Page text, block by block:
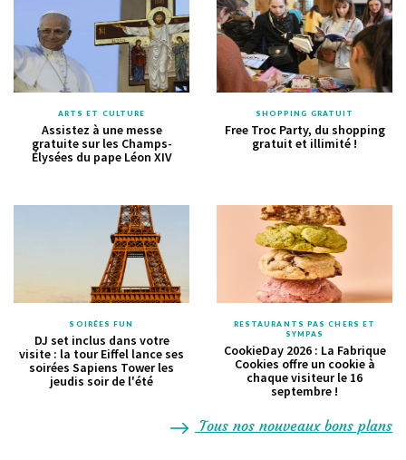
ARTS ET CULTURE
Assistez à une messe
gratuite sur les Champs-
Élysées du pape Léon XIV
SHOPPING GRATUIT
Free Troc Party, du shopping
gratuit et illimité !
SOIRÉES FUN
DJ set inclus dans votre
visite : la tour Eiffel lance ses
soirées Sapiens Tower les
jeudis soir de l'été
RESTAURANTS PAS CHERS ET
SYMPAS
CookieDay 2026 : La Fabrique
Cookies offre un cookie à
chaque visiteur le 16
septembre !
Tous nos nouveaux bons plans